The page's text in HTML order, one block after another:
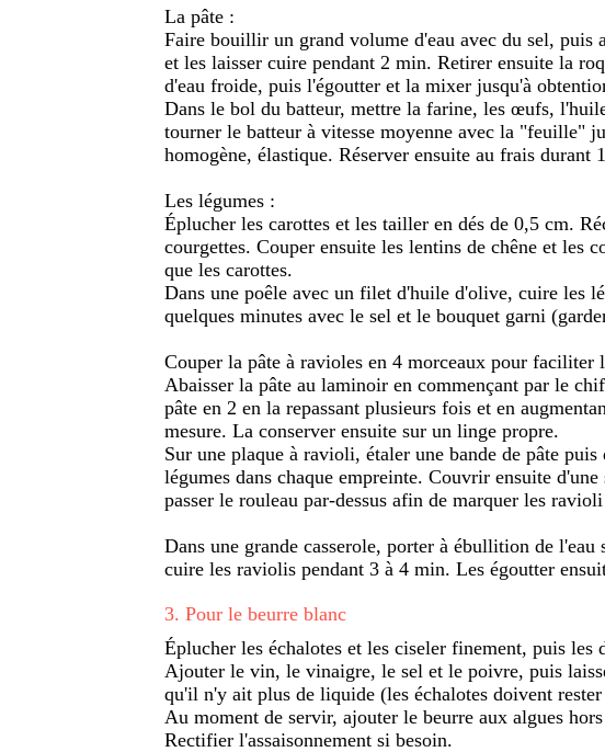
La pâte :
Faire bouillir un grand volume d'eau avec du sel, puis
et les laisser cuire pendant 2 min. Retirer ensuite la
d'eau froide, puis l'égoutter et la mixer jusqu'à
Dans le bol du batteur, mettre la farine, les œufs,
tourner le batteur à vitesse moyenne avec la "feuille"
homogène, élastique. Réserver ensuite au frais durant
Les légumes :
Éplucher les carottes et les tailler en dés de 0,5 cm.
courgettes. Couper ensuite les lentins de chêne et les
que les carottes.
Dans une poêle avec un filet d'huile d'olive, cuire les
quelques minutes avec le sel et le bouquet garni
Couper la pâte à ravioles en 4 morceaux pour faciliter
Abaisser la pâte au laminoir en commençant par le
pâte en 2 en la repassant plusieurs fois et en
mesure. La conserver ensuite sur un linge propre.
Sur une plaque à ravioli, étaler une bande de pâte puis
légumes dans chaque empreinte. Couvrir ensuite d'une
passer le rouleau par-dessus afin de marquer les
Dans une grande casserole, porter à ébullition de
cuire les raviolis pendant 3 à 4 min. Les égoutter
3. Pour le beurre blanc
Éplucher les échalotes et les ciseler finement, puis les
Ajouter le vin, le vinaigre, le sel et le poivre, puis
qu'il n'y ait plus de liquide (les échalotes doivent
Au moment de servir, ajouter le beurre aux algues
Rectifier l'assaisonnement si besoin.